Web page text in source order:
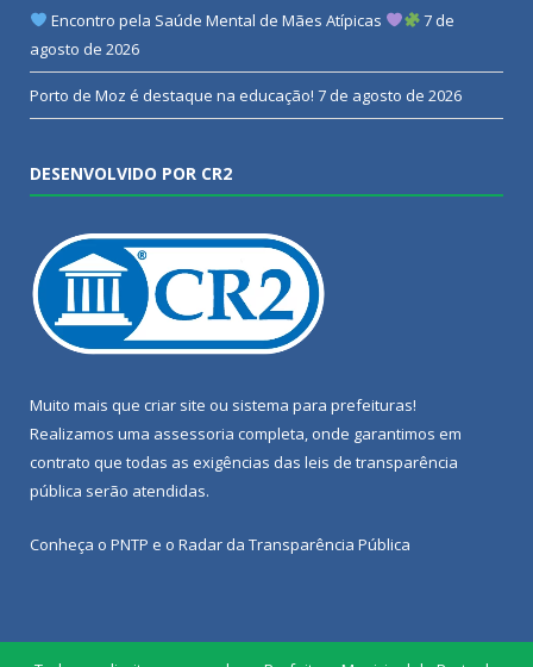
Encontro pela Saúde Mental de Mães Atípicas
7 de
agosto de 2026
Porto de Moz é destaque na educação! 7 de agosto de 2026
DESENVOLVIDO POR CR2
Muito mais que criar site ou sistema para prefeituras!
Realizamos uma assessoria completa, onde garantimos em
contrato que todas as exigências das leis de transparência
pública serão atendidas.
Conheça o PNTP e o Radar da Transparência Pública